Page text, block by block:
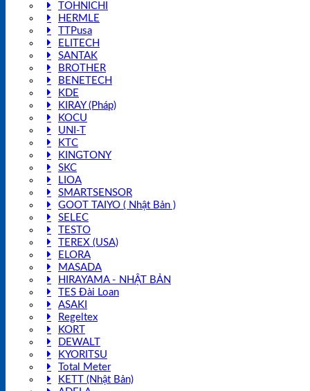
TOHNICHI
HERMLE
TTPusa
ELITECH
SANTAK
BROTHER
BENETECH
KDE
KIRAY (Pháp)
KOCU
UNI-T
KTC
KINGTONY
SKC
LIOA
SMARTSENSOR
GOOT TAIYO ( Nhật Bản )
SELEC
TESTO
TEREX (USA)
ELORA
MASADA
HIRAYAMA - NHẬT BẢN
TES Đài Loan
ASAKI
Regeltex
KORT
DEWALT
KYORITSU
Total Meter
KETT (Nhật Bản)